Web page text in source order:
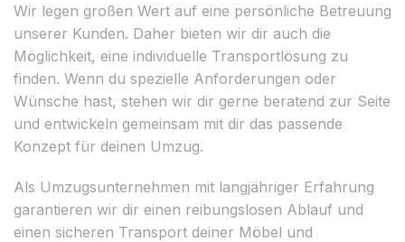
Wir legen großen Wert auf eine persönliche Betreuung
unserer Kunden. Daher bieten wir dir auch die
Möglichkeit, eine individuelle Transportlösung zu
finden. Wenn du spezielle Anforderungen oder
Wünsche hast, stehen wir dir gerne beratend zur Seite
und entwickeln gemeinsam mit dir das passende
Konzept für deinen Umzug.
Als Umzugsunternehmen mit langjähriger Erfahrung
garantieren wir dir einen reibungslosen Ablauf und
einen sicheren Transport deiner Möbel und